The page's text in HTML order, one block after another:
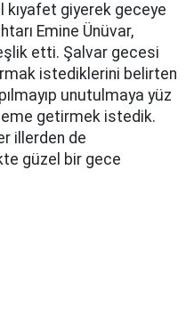
kıyafet giyerek geceye
Emine Ünüvar,
etti. Şalvar gecesi
istediklerini belirten
unutulmaya yüz
getirmek istedik.
illerden de
güzel bir gece